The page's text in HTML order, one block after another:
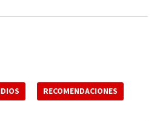
RECOMENDACIONES